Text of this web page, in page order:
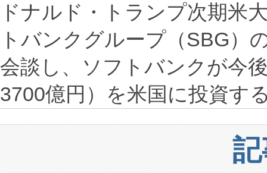
ドナルド・トランプ次期米
トバンクグループ（SBG）
会談し、ソフトバンクが今
3700億円）を米国に投資す